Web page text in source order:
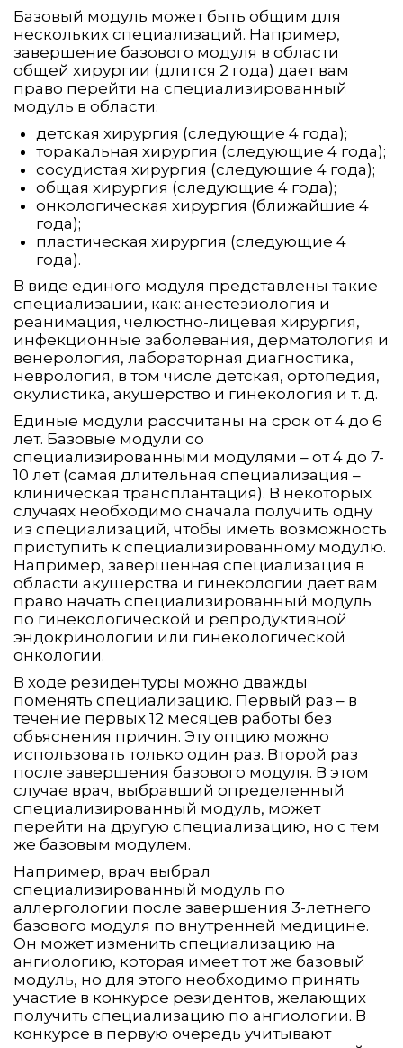
Базовый модуль может быть общим для
нескольких специализаций. Например,
завершение базового модуля в области
общей хирургии (длится 2 года) дает вам
право перейти на специализированный
модуль в области:
детская хирургия (следующие 4 года);
торакальная хирургия (следующие 4 года);
сосудистая хирургия (следующие 4 года);
общая хирургия (следующие 4 года);
онкологическая хирургия (ближайшие 4
года);
пластическая хирургия (следующие 4
года).
В виде единого модуля представлены такие
специализации, как: анестезиология и
реанимация, челюстно-лицевая хирургия,
инфекционные заболевания, дерматология и
венерология, лабораторная диагностика,
неврология, в том числе детская, ортопедия,
окулистика, акушерство и гинекология и т. д.
Единые модули рассчитаны на срок от 4 до 6
лет. Базовые модули со
специализированными модулями – от 4 до 7-
10 лет (самая длительная специализация –
клиническая трансплантация). В некоторых
случаях необходимо сначала получить одну
из специализаций, чтобы иметь возможность
приступить к специализированному модулю.
Например, завершенная специализация в
области акушерства и гинекологии дает вам
право начать специализированный модуль
по гинекологической и репродуктивной
эндокринологии или гинекологической
онкологии.
В ходе резидентуры можно дважды
поменять специализацию. Первый раз – в
течение первых 12 месяцев работы без
объяснения причин. Эту опцию можно
использовать только один раз. Второй раз
после завершения базового модуля. В этом
случае врач, выбравший определенный
специализированный модуль, может
перейти на другую специализацию, но с тем
же базовым модулем.
Например, врач выбрал
специализированный модуль по
аллергологии после завершения 3-летнего
базового модуля по внутренней медицине.
Он может изменить специализацию на
ангиологию, которая имеет тот же базовый
модуль, но для этого необходимо принять
участие в конкурсе резидентов, желающих
получить специализацию по ангиологии. В
конкурсе в первую очередь учитывают